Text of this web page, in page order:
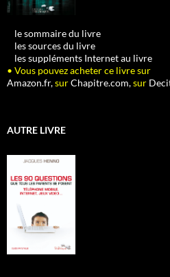
le sommaire du livre
les sources du livre
les suppléments Internet au livre
• Vous pouvez acheter ce livre sur
Amazon.fr,surChapitre.com,sur
AUTRE LIVRE